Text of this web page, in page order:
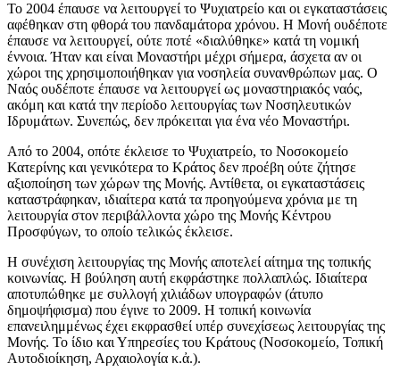
Το 2004 έπαυσε να λειτουργεί το Ψυχιατρείο και οι εγκαταστάσεις
αφέθηκαν στη φθορά του πανδαμάτορα χρόνου. Η Μονή ουδέποτε
έπαυσε να λειτουργεί, ούτε ποτέ «διαλύθηκε» κατά τη νομική
έννοια. Ήταν και είναι Μοναστήρι μέχρι σήμερα, άσχετα αν οι
χώροι της χρησιμοποιήθηκαν για νοσηλεία συνανθρώπων μας. Ο
Ναός ουδέποτε έπαυσε να λειτουργεί ως μοναστηριακός ναός,
ακόμη και κατά την περίοδο λειτουργίας των Νοσηλευτικών
Ιδρυμάτων. Συνεπώς, δεν πρόκειται για ένα νέο Μοναστήρι.
Από το 2004, οπότε έκλεισε το Ψυχιατρείο, το Νοσοκομείο
Κατερίνης και γενικότερα το Κράτος δεν προέβη ούτε ζήτησε
αξιοποίηση των χώρων της Μονής. Αντίθετα, οι εγκαταστάσεις
καταστράφηκαν, ιδιαίτερα κατά τα προηγούμενα χρόνια με τη
λειτουργία στον περιβάλλοντα χώρο της Μονής Κέντρου
Προσφύγων, το οποίο τελικώς έκλεισε.
Η συνέχιση λειτουργίας της Μονής αποτελεί αίτημα της τοπικής
κοινωνίας. Η βούληση αυτή εκφράστηκε πολλαπλώς. Ιδιαίτερα
αποτυπώθηκε με συλλογή χιλιάδων υπογραφών (άτυπο
δημοψήφισμα) που έγινε το 2009. Η τοπική κοινωνία
επανειλημμένως έχει εκφρασθεί υπέρ συνεχίσεως λειτουργίας της
Μονής. Το ίδιο και Υπηρεσίες του Κράτους (Νοσοκομείο, Τοπική
Αυτοδιοίκηση, Αρχαιολογία κ.ἀ.).